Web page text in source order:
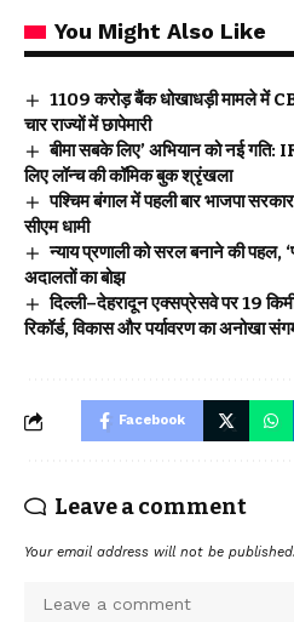
You Might Also Like
₹1109 करोड़ बैंक धोखाधड़ी मामले में
चार राज्यों में छापेमारी
बीमा सबके लिए’ अभियान को नई
लिए लॉन्च की कॉमिक बुक श्रृंखला
पश्चिम बंगाल में पहली बार भाजपा
सीएम धामी
न्याय प्रणाली को सरल बनाने की पहल,
अदालतों का बोझ
दिल्ली–देहरादून एक्सप्रेसवे पर 19
रिकॉर्ड, विकास और पर्यावरण का अनोखा
Facebook
Leave a comment
Your email address will not be published.